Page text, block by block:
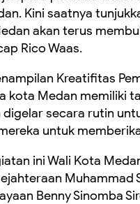
Kini saatnya
akan terus
Rico Waas.
Kreatifitas
kota Medan memiliki
secara rutin
untuk
ini Wali Kota
Muhammad
Benny Sinomba